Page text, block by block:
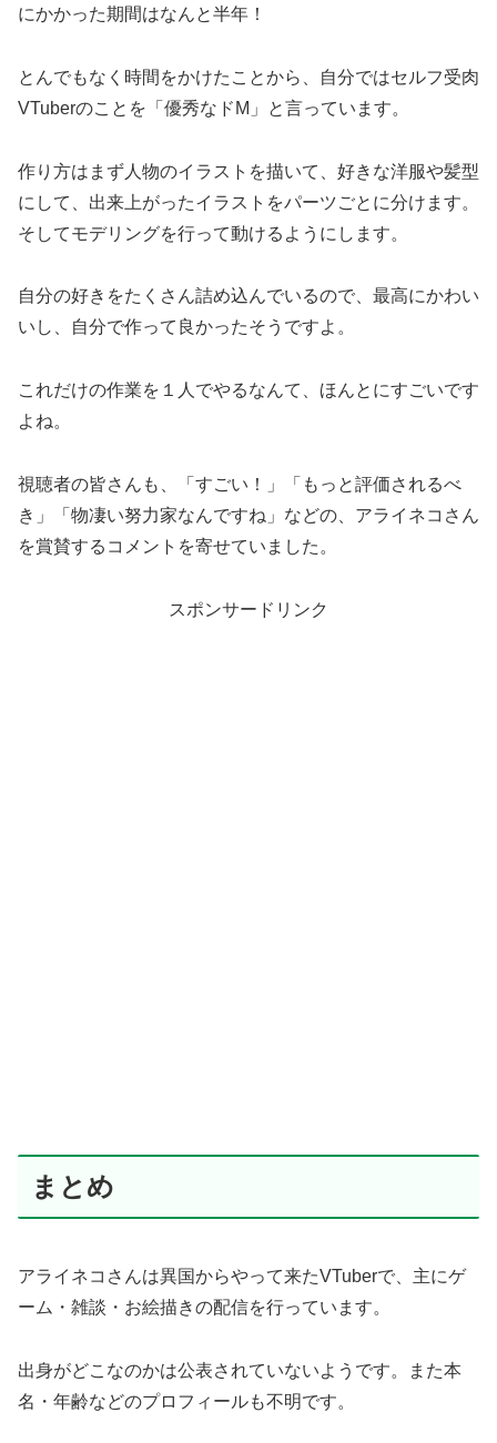
にかかった期間はなんと半年！
とんでもなく時間をかけたことから、自分ではセルフ受肉
VTuberのことを「優秀なドM」と言っています。
作り方はまず人物のイラストを描いて、好きな洋服や髪型
にして、出来上がったイラストをパーツごとに分けます。
そしてモデリングを行って動けるようにします。
自分の好きをたくさん詰め込んでいるので、最高にかわい
いし、自分で作って良かったそうですよ。
これだけの作業を１人でやるなんて、ほんとにすごいです
よね。
視聴者の皆さんも、「すごい！」「もっと評価されるべ
き」「物凄い努力家なんですね」などの、アライネコさん
を賞賛するコメントを寄せていました。
スポンサードリンク
まとめ
アライネコさんは異国からやって来たVTuberで、主にゲ
ーム・雑談・お絵描きの配信を行っています。
出身がどこなのかは公表されていないようです。また本
名・年齢などのプロフィールも不明です。